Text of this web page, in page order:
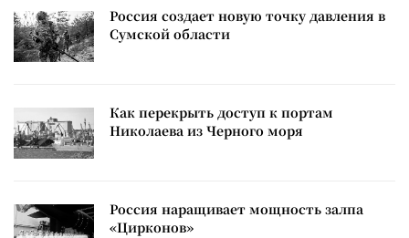
Россия создает новую точку давления в
Сумской области
Как перекрыть доступ к портам
Николаева из Черного моря
Россия наращивает мощность залпа
«Цирконов»